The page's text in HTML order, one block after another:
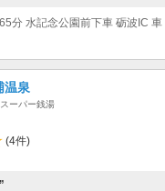
分 水記念公園前下車 砺波IC 車
温泉
ーパー銭湯
(4件)